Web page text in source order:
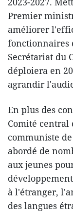
Premier
améliorer
fonctionnaires
Secrétariat du
déploiera en
agrandir
En plus des
Comité central
communiste
abordé de
aux jeunes
à l'étranger,
des langues